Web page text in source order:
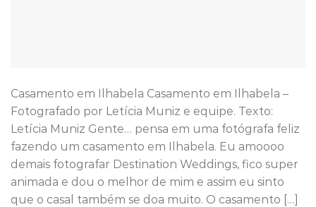
Casamento em Ilhabela Casamento em Ilhabela –
Fotografado por Letícia Muniz e equipe. Texto:
Letícia Muniz Gente… pensa em uma fotógrafa feliz
fazendo um casamento em Ilhabela. Eu amoooo
demais fotografar Destination Weddings, fico super
animada e dou o melhor de mim e assim eu sinto
que o casal também se doa muito. O casamento […]